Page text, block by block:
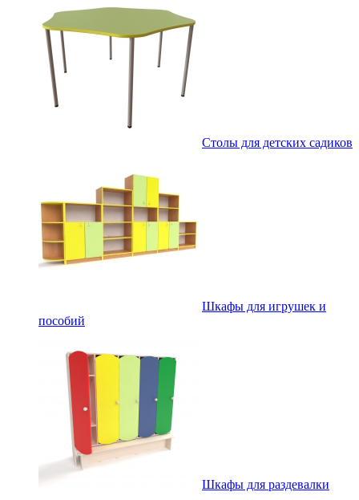
Столы для детских садиков
Шкафы для игрушек и
пособий
Шкафы для раздевалки